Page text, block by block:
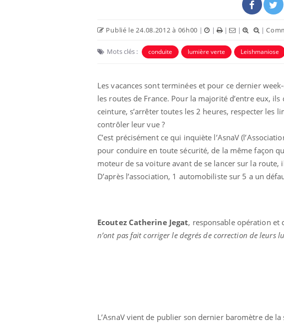
Publié le 24.08.2012 à 06h00 | | | | |
Mots clés : conduite lumière verte Leishmaniose
Les vacances sont terminées et pour ce dernier
les routes de France. Pour la majorité d’entre eux,
ceinture, s’arrêter toutes les 2 heures, respecter
contrôler leur vue ?
C’est précisément ce qui inquiète l’AsnaV
pour conduire en toute sécurité, de la même façon
moteur de sa voiture avant de se lancer sur la
D’après l’association, 1 automobiliste sur 5 a un
Ecoutez Catherine Jegat, responsable opération et
n’ont pas fait corriger le degrés de correction de leurs
L’AsnaV vient de publier son dernier baromètre de
Hantavirus : un cas